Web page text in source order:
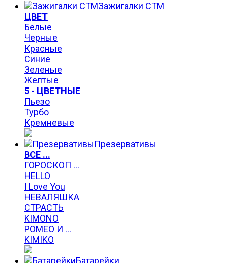
Зажигалки СТМ
ЦВЕТ
Белые
Черные
Красные
Синие
Зеленые
Желтые
5 - ЦВЕТНЫЕ
Пьезо
Турбо
Кремневые
Презервативы
ВСЕ ...
ГОРОСКОП ...
HELLO
I Love You
НЕВАЛЯШКА
СТРАСТЬ
KIMONO
РОМЕО И ...
KIMIKO
Батарейки